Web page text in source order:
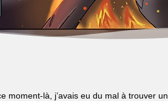
moment-là, j’avais eu du mal à trouver un